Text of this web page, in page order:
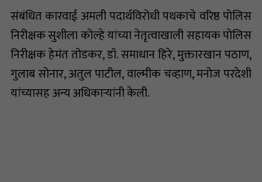
संबंधित कारवाई अमली पदार्थविरोधी पथकाचे वरिष्ठ पोलिस
निरीक्षक सुशीला कोल्हे यांच्या नेतृत्वाखाली सहायक पोलिस
निरीक्षक हेमंत तोडकर, डॉ. समाधान हिरे, मुक्तारखान पठाण,
गुलाब सोनार, अतुल पाटील, वाल्मीक चव्हाण, मनोज परदेशी
यांच्यासह अन्य अधिकाऱ्यांनी केली.